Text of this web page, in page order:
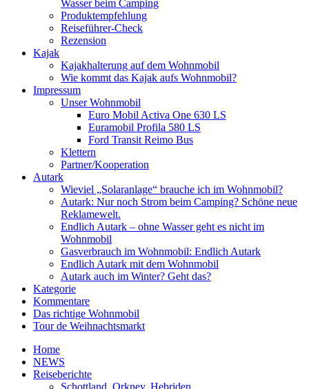
Wasser beim Camping
Produktempfehlung
Reiseführer-Check
Rezension
Kajak
Kajakhalterung auf dem Wohnmobil
Wie kommt das Kajak aufs Wohnmobil?
Impressum
Unser Wohnmobil
Euro Mobil Activa One 630 LS
Euramobil Profila 580 LS
Ford Transit Reimo Bus
Klettern
Partner/Kooperation
Autark
Wieviel „Solaranlage“ brauche ich im Wohnmobil?
Autark: Nur noch Strom beim Camping? Schöne neue
Reklamewelt.
Endlich Autark – ohne Wasser geht es nicht im
Wohnmobil
Gasverbrauch im Wohnmobil: Endlich Autark
Endlich Autark mit dem Wohnmobil
Autark auch im Winter? Geht das?
Kategorie
Kommentare
Das richtige Wohnmobil
Tour de Weihnachtsmarkt
Home
NEWS
Reiseberichte
Schottland, Orkney, Hebriden